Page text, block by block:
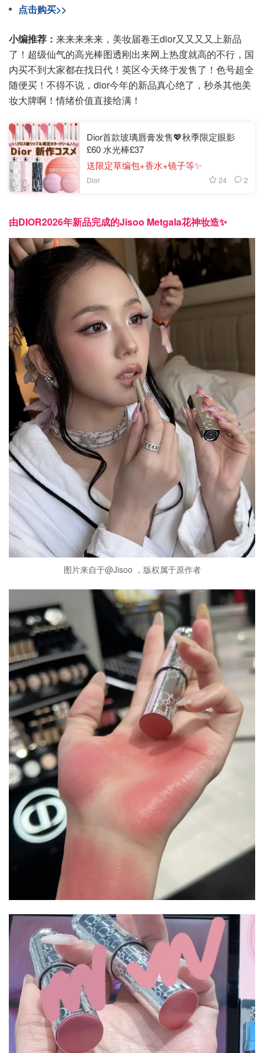
点击购买>>
小编推荐： 来来来来来，美妆届卷王dior又又又又上新品
了！超级仙气的高光棒图透刚出来网上热度就高的不行，国
内买不到大家都在找日代！英区今天终于发售了！色号超全
随便买！不得不说，dior今年的新品真心绝了，秒杀其他美
妆大牌啊！情绪价值直接给满！
Dior首款玻璃唇膏发售💖秋季限定眼影
£60 水光棒£37
送限定草编包+香水+镜子等✨
Dior 24 2
由DIOR2026年新品完成的Jisoo Metgala花神妆造✨
图片来自于@Jisoo ，版权属于原作者